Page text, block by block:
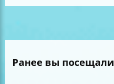
Ранее вы посещали